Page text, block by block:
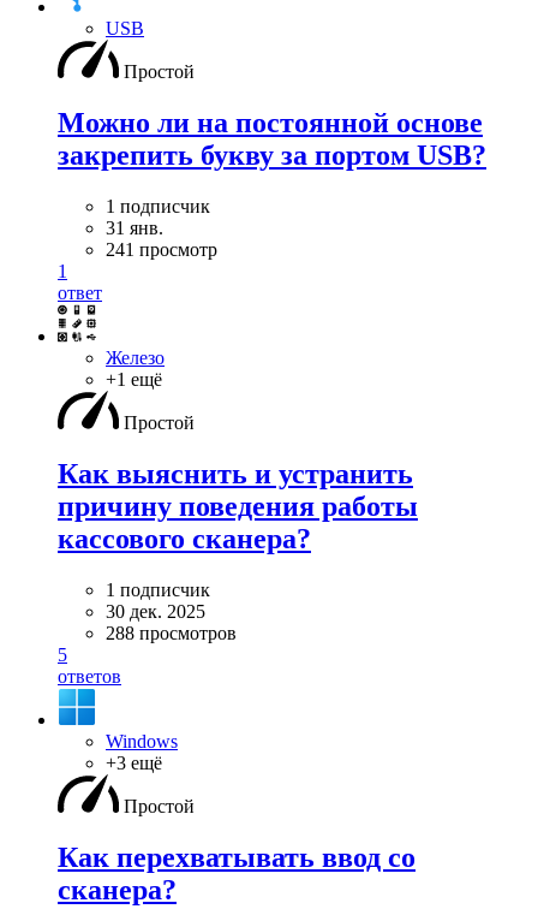
USB
Простой
Можно ли на постоянной основе
закрепить букву за портом USB?
1 подписчик
31 янв.
241 просмотр
1
ответ
Железо
+1 ещё
Простой
Как выяснить и устранить
причину поведения работы
кассового сканера?
1 подписчик
30 дек. 2025
288 просмотров
5
ответов
Windows
+3 ещё
Простой
Как перехватывать ввод со
сканера?